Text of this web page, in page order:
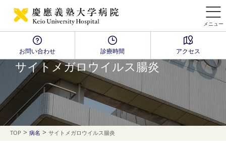
メニュー
お問い合わせ 診療時間 アクセス
Disease Name Search
サイトメガロウイルス腸炎
TOP > 病名 > サイトメガロウイルス腸炎